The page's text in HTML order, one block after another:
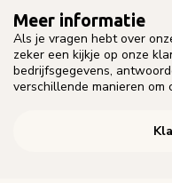
Meer informatie
Als je vragen hebt over
zeker een kijkje op onze
bedrijfsgegevens,
verschillende manieren om